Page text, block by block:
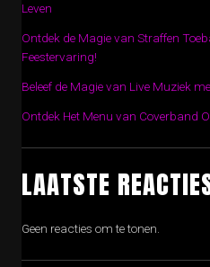
Leven
Ontdek de Magie van Straffen
Feestervaring!
Beleef de Magie van Live Muziek
Ontdek Het Menu van Coverband
LAATSTE
Geen reacties om te tonen.